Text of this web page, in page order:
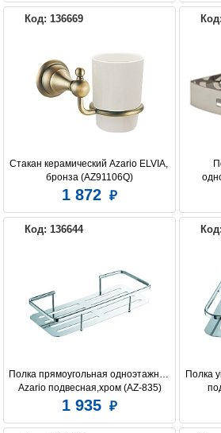
Код: 136669
Стакан керамический Azario ELVIA,
бронза (AZ91106Q)
1 872
Код: 136644
Полка прямоугольная одноэтажная
Azario подвесная,хром (AZ-835)
1 935
Полка